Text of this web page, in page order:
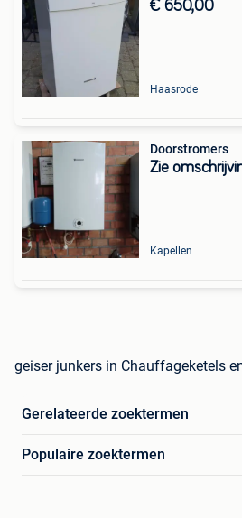
€ 650,00
Haasrode
Doorstromers
Zie
Kapellen
geiser junkers in Chauffageketels
Gerelateerde zoektermen
Populaire zoektermen